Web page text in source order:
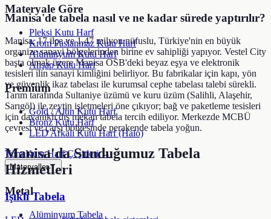
Materyale Göre
Pleksi Kutu Harf
Krom Paslanmaz Kutu Harf
Alüminyum Kutu Harf
Ahşap Kutu Harf
Premium
Gold / Altın Kutu Harf
Bronz Kutu Harf
LED Arkalı Kutu Harf (Halo)
Tüm Kutu Harf Çeşitleri →
Materyaller
Metal
Alüminyum Tabela
Manisa'de tabela nasıl ve ne kadar sürede yaptırılır?
Manisa, 17 ilçe ve 1,47 milyon nüfuslu, Türkiye'nin en büyük
organize sanayi bölgelerinden birine ev sahipliği yapıyor. Vestel City
başta olmak üzere Manisa OSB'deki beyaz eşya ve elektronik
tesisleri ilin sanayi kimliğini belirliyor. Bu fabrikalar için kapı, yön
ve güvenlik ikaz tabelası ile kurumsal cephe tabelası talebi sürekli.
Tarım tarafında Sultaniye üzümü ve kuru üzüm (Salihli, Alaşehir,
Sarıgöl) ile zeytin işletmeleri öne çıkıyor; bağ ve paketleme tesisleri
için dayanıklı dış mekan tabela tercih ediliyor. Merkezde MCBÜ
çevresi ve çarşı bölgesinde perakende tabela yoğun.
Manisa'da Sunduğumuz Tabela
Hizmetleri
Işıklı Tabela